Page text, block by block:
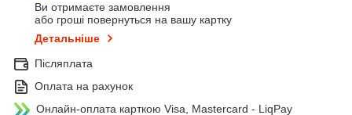
Ви отримаєте замовлення
або гроші повернуться на вашу картку
Детальніше
Післяплата
Оплата на рахунок
Онлайн-оплата карткою Visa, Mastercard - LiqPay